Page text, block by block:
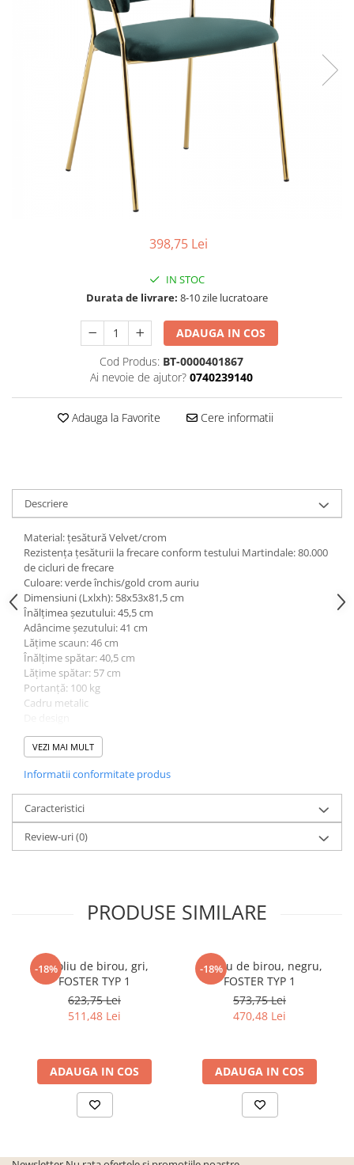
Set mobilier Living
Seturi masa +scaune dining
Seturi dormitoare complete
Suporturi saltea/Somiere/Gratii
398,75 Lei
IN STOC
Durata de livrare: 8-10 zile lucratoare
ADAUGA IN COS
Cod Produs: BT-0000401867
Ai nevoie de ajutor? 0740239140
Adauga la Favorite Cere informatii
Descriere
Material: ţesătură Velvet/crom
Rezistenţa ţesăturii la frecare conform testului Martindale: 80.000
de cicluri de frecare
Culoare: verde închis/gold crom auriu
Dimensiuni (Lxlxh): 58x53x81,5 cm
Înălţimea şezutului: 45,5 cm
Adâncime şezutului: 41 cm
Lăţime scaun: 46 cm
Înălţime spătar: 40,5 cm
Lăţime spătar: 57 cm
Portanţă: 100 kg
Cadru metalic
Matlasat
Livrat dezasamblat
VEZI MAI MULT
Informatii conformitate produs
Caracteristici
Review-uri(0)
PRODUSE SIMILARE
-18%
Fotoliu de birou, gri,
FOSTER TYP 1
623,75 Lei
511,48 Lei
ADAUGA IN COS
-18%
Fotoliu de birou, negru,
FOSTER TYP 1
573,75 Lei
470,48 Lei
ADAUGA IN COS